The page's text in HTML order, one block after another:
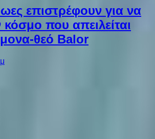
επιστρέφουν για να
που απειλείται
θεό Balor